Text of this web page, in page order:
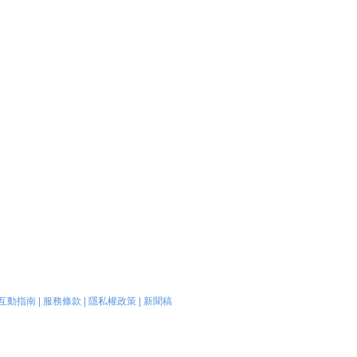
動指南| 服務條款 隱私權政策| 新聞稿